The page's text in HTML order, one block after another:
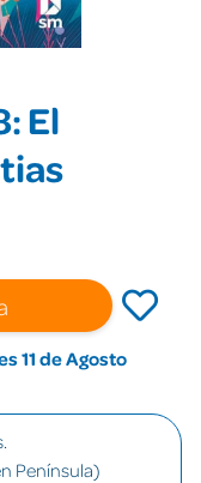
El
11 de Agosto
Península)